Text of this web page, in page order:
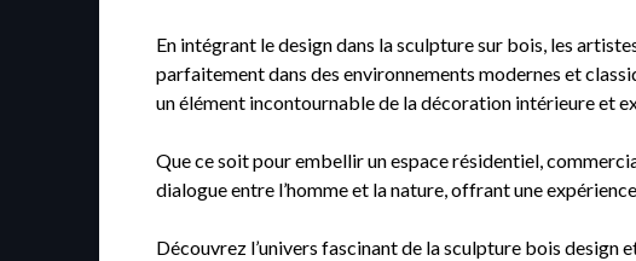
En intégrant le design dans la sculpture sur bois, les
parfaitement dans des environnements modernes et
un élément incontournable de la décoration intérieure et
Que ce soit pour embellir un espace résidentiel,
dialogue entre l’homme et la nature, offrant une
Découvrez l’univers fascinant de la sculpture bois